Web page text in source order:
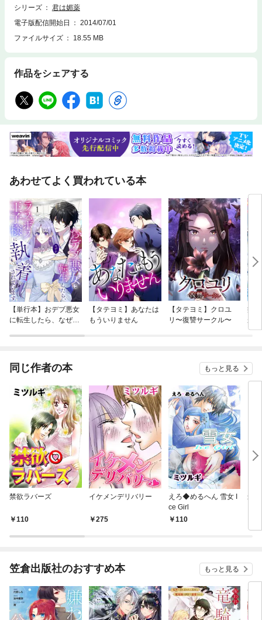
シリーズ
君は媚薬
電子版配信開始日
2014/07/01
ファイルサイズ
18.55 MB
作品をシェアする
あわせてよく買われている本
【単行本】おデブ悪女
に転生したら、なぜか
【タテヨミ】あなたは
もういりません
【タテヨミ】クロユ
リ〜復讐サークル〜
病
が
ぎ
同じ作者の本 もっと見る
禁欲ラバーズ
110
イケメンデリバリー
275
えろ◆めるへん 雪女 I
ce Girl
110
最
笠倉出版社のおすすめ本 もっと見る